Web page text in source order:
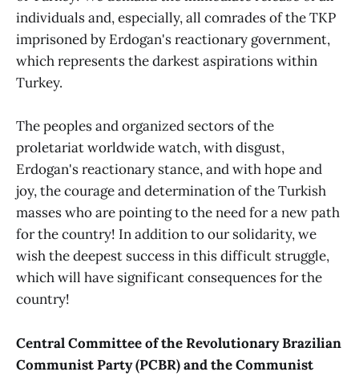
individuals and, especially, all comrades of the TKP
imprisoned by Erdogan's reactionary government,
which represents the darkest aspirations within
Turkey.
The peoples and organized sectors of the
proletariat worldwide watch, with disgust,
Erdogan's reactionary stance, and with hope and
joy, the courage and determination of the Turkish
masses who are pointing to the need for a new path
for the country! In addition to our solidarity, we
wish the deepest success in this difficult struggle,
which will have significant consequences for the
country!
Central Committee of the Revolutionary Brazilian
Communist Party (PCBR) and the Communist